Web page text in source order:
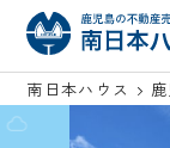
南日本ハウス